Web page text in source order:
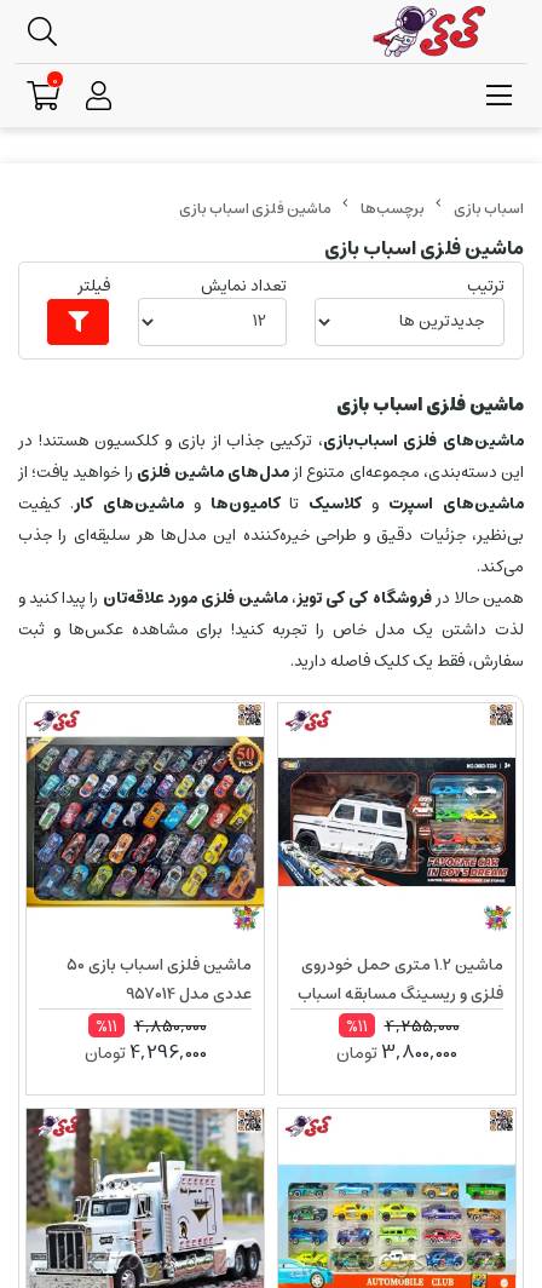
برچسب‌ها ماشین فلزی اسباب بازی
ماشین فلزی اسباب بازی
ترتیب تعداد نمایش فیلتر
ماشین فلزی اسباب بازی
ماشین‌های فلزی اسباب‌بازی، ترکیبی جذاب از بازی و کلکسیون هستند! در
این دسته‌بندی، مجموعه‌ای متنوع ازمدل‌های ماشین فلزی را خواهید یافت؛ از
ماشین‌های اسپرت و کلاسیک تاکامیون‌ها وماشین‌های کار. کیفیت
بی‌نظیر، جزئیات دقیق و طراحی خیره‌کننده این مدل‌ها هر سلیقه‌ای را جذب
می‌کند.
همین حالا درفروشگاه کی کی تویز،ماشین فلزی مورد علاقه‌تان را پیدا کنید و
لذت داشتن یک مدل خاص را تجربه کنید! برای مشاهده عکس‌ها و ثبت
سفارش، فقط یک کلیک فاصله دارید.
ماشین 1.2 متری حمل خودروی
فلزی و ریسینگ مسابقه اسباب
4,255,000
%11
3,800,000تومان
ماشین فلزی اسباب بازی 50
عددی مدل 957014
4,850,000
%11
4,296,000تومان
0